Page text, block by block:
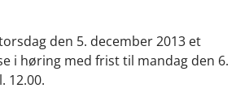
den 5. december 2013 et
i høring med frist til mandag den 6.
12.00.